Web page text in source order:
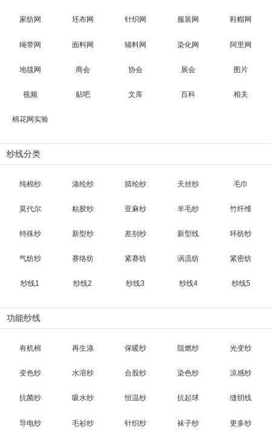
家纺网 坯布网 针织网 服装网 鞋帽网
绳带网 面料网 辅料网 染化网 阿里网
地毯网 商会 协会 展会 图片
视频 贴吧 文库 百科 相关
棉花网实验
纱线分类
纯棉纱 涤纶纱 腈纶纱 天丝纱 毛巾
莫代尔 粘胶纱 亚麻纱 羊毛纱 竹纤维
特殊纱 新型纱 差别纱 新型线 环纺纱
气纺纱 赛络纺 紧赛纺 涡流纺 紧密纺
纱线1 纱线2 纱线3 纱线4 纱线5
功能纱线
有机棉 再生涤 保暖纱 阻燃纱 光变纱
变色纱 水溶纱 合股纱 染色纱 凉感纱
抗菌纱 吸水纱 恒温纱 抗起球 缝纫线
导电纱 毛衫纱 针织纱 袜子纱 更多纱